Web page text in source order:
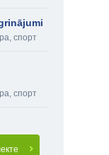
спорт
спорт